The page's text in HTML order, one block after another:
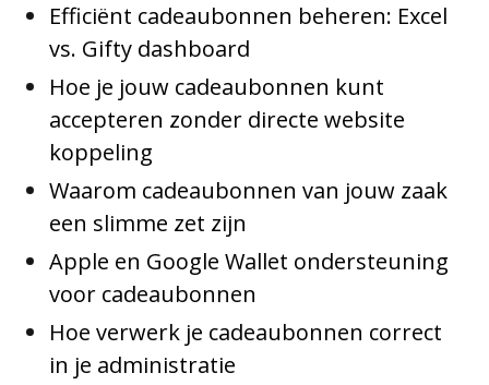
Efficiënt cadeaubonnen beheren: Excel
vs. Gifty dashboard
Hoe je jouw cadeaubonnen kunt
accepteren zonder directe website
koppeling
Waarom cadeaubonnen van jouw zaak
een slimme zet zijn
Apple en Google Wallet ondersteuning
voor cadeaubonnen
Hoe verwerk je cadeaubonnen correct
in je administratie